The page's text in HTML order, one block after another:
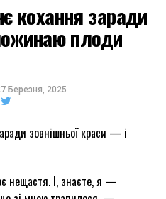
кохання заради
плоди
Березня, 2025
зовнішньої краси — і
нещастя. І, знаєте, я —